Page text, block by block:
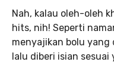
Nah, kalau oleh-oleh
hits, nih! Seperti
menyajikan bolu
lalu diberi isian sesuai